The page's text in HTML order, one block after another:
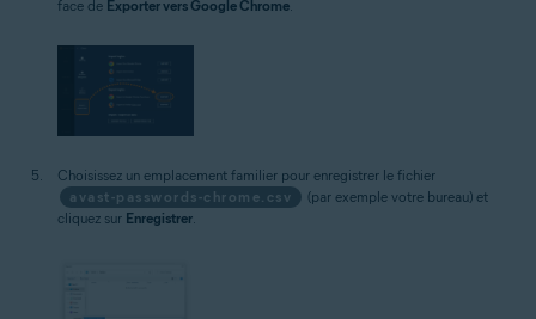
face de Exporter vers Google Chrome.
Choisissez un emplacement familier pour enregistrer le fichier
avast-passwords-chrome.csv
(par exemple votre bureau) et
cliquez sur Enregistrer.